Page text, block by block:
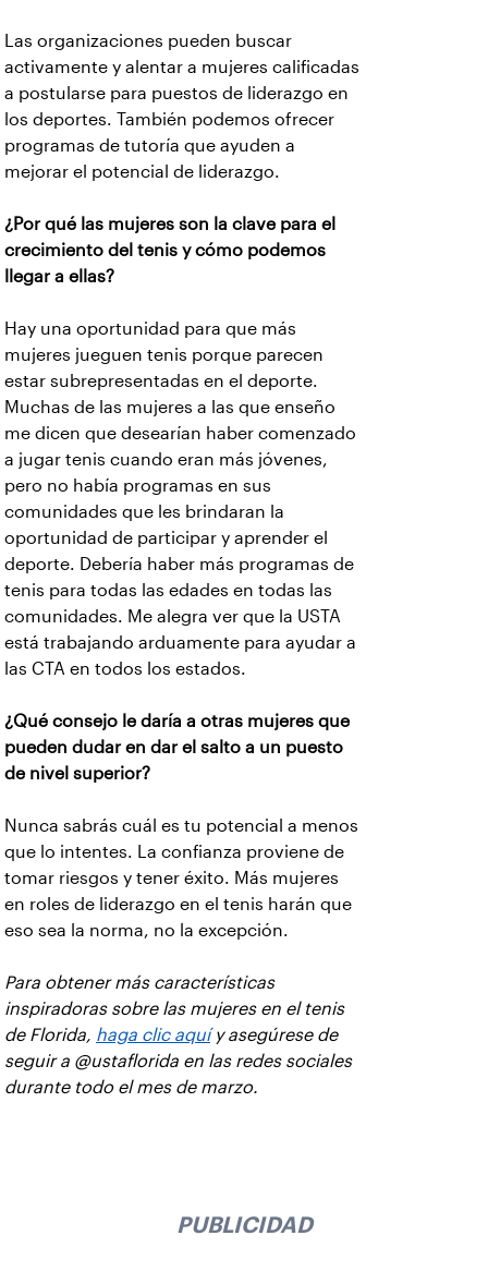
Las organizaciones pueden buscar
activamente y alentar a mujeres calificadas
a postularse para puestos de liderazgo en
los deportes. También podemos ofrecer
programas de tutoría que ayuden a
mejorar el potencial de liderazgo.
¿Por qué las mujeres son la clave para el
crecimiento del tenis y cómo podemos
llegar a ellas?
Hay una oportunidad para que más
mujeres jueguen tenis porque parecen
estar subrepresentadas en el deporte.
Muchas de las mujeres a las que enseño
me dicen que desearían haber comenzado
a jugar tenis cuando eran más jóvenes,
pero no había programas en sus
comunidades que les brindaran la
oportunidad de participar y aprender el
deporte. Debería haber más programas de
tenis para todas las edades en todas las
comunidades. Me alegra ver que la USTA
está trabajando arduamente para ayudar a
las CTA en todos los estados.
¿Qué consejo le daría a otras mujeres que
pueden dudar en dar el salto a un puesto
de nivel superior?
Nunca sabrás cuál es tu potencial a menos
que lo intentes. La confianza proviene de
tomar riesgos y tener éxito. Más mujeres
en roles de liderazgo en el tenis harán que
eso sea la norma, no la excepción.
Para obtener más características
inspiradoras sobre las mujeres en el tenis
de Florida, haga clic aquíy asegúrese de
seguir a @ustaflorida en las redes sociales
durante todo el mes de marzo.
PUBLICIDAD